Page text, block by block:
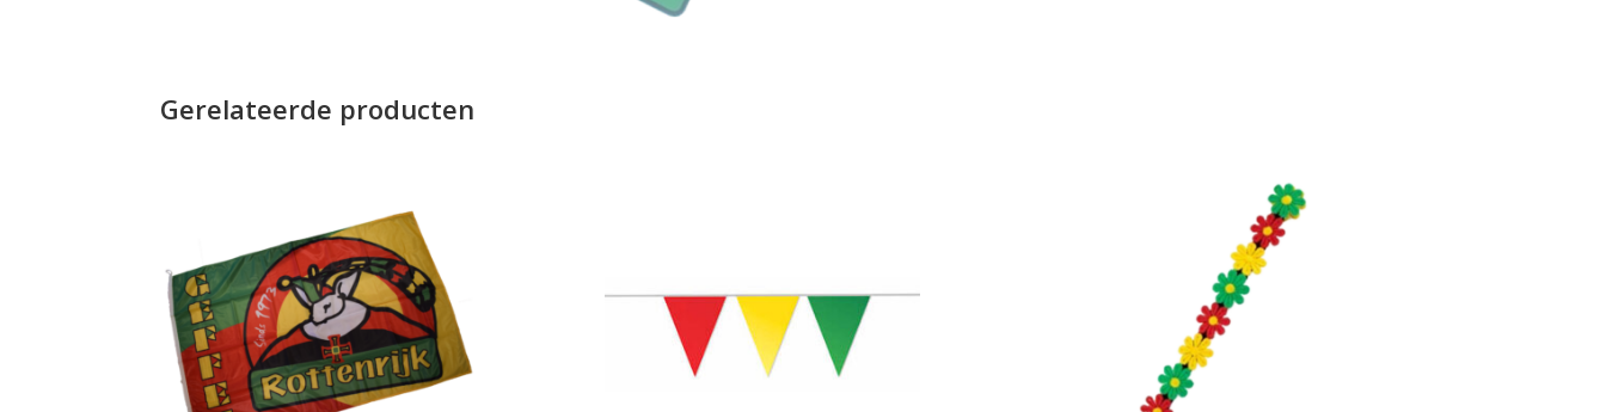
Gerelateerde producten